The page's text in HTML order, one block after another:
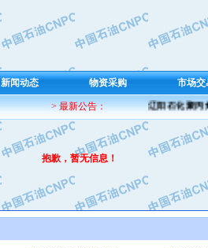
新闻动态 物资采购 市场交
> 最新公告： 辽阳石化聚丙
抱歉，暂无信息！